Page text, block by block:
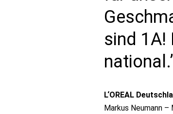
sind 1A!
L‘OREAL
Markus Neumann